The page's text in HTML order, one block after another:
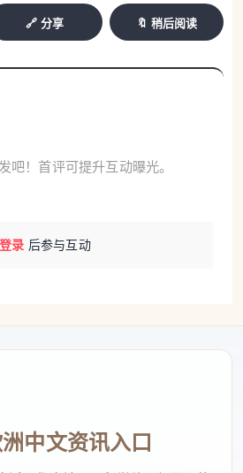
🔗 分享 🔖 稍后阅读
吧！首评可提升互动曝光。
登录 后参与互动
中文资讯入口